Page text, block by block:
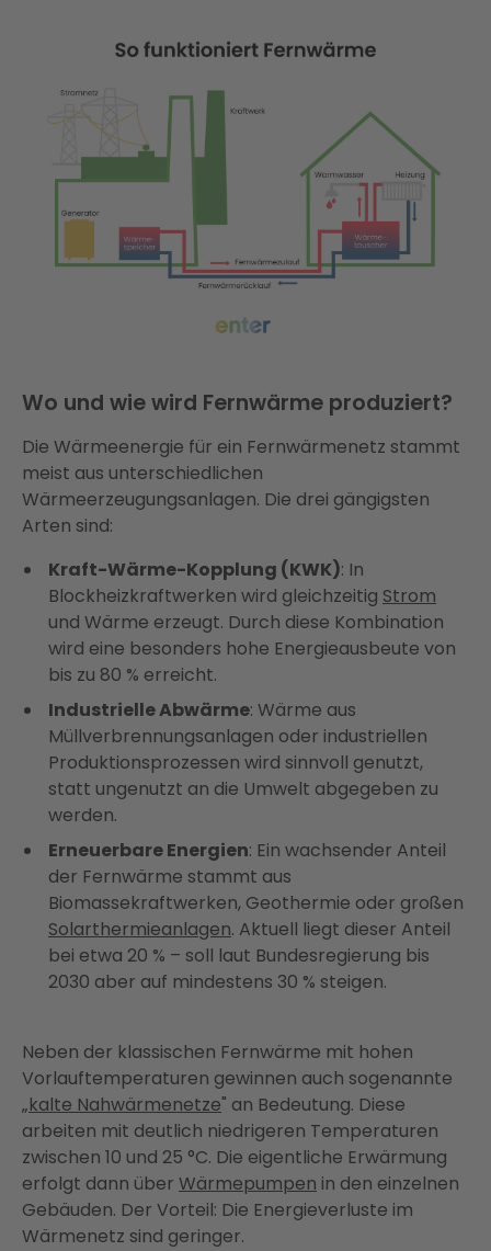
Wo und wie wird Fernwärme produziert?
Die Wärmeenergie für ein Fernwärmenetz stammt
meist aus unterschiedlichen
Wärmeerzeugungsanlagen. Die drei gängigsten
Arten sind:
Kraft-Wärme-Kopplung (KWK): In
Blockheizkraftwerken wird gleichzeitig Strom
und Wärme erzeugt. Durch diese Kombination
wird eine besonders hohe Energieausbeute von
bis zu 80 % erreicht.
Industrielle Abwärme: Wärme aus
Müllverbrennungsanlagen oder industriellen
Produktionsprozessen wird sinnvoll genutzt,
statt ungenutzt an die Umwelt abgegeben zu
werden.
Erneuerbare Energien: Ein wachsender Anteil
der Fernwärme stammt aus
Biomassekraftwerken, Geothermie oder großen
Solarthermieanlagen. Aktuell liegt dieser Anteil
bei etwa 20 % – soll laut Bundesregierung bis
2030 aber auf mindestens 30 % steigen.
Neben der klassischen Fernwärme mit hohen
Vorlauftemperaturen gewinnen auch sogenannte
„kalte Nahwärmenetze" an Bedeutung. Diese
arbeiten mit deutlich niedrigeren Temperaturen
zwischen 10 und 25 °C. Die eigentliche Erwärmung
erfolgt dann über Wärmepumpen in den einzelnen
Gebäuden. Der Vorteil: Die Energieverluste im
Wärmenetz sind geringer.